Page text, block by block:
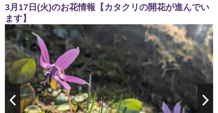
3月17日(火)のお花情報【カタクリの開花が進んでい
ます】